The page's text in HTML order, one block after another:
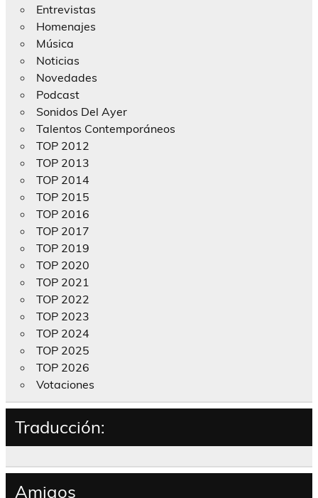
Entrevistas
Homenajes
Música
Noticias
Novedades
Podcast
Sonidos Del Ayer
Talentos Contemporáneos
TOP 2012
TOP 2013
TOP 2014
TOP 2015
TOP 2016
TOP 2017
TOP 2019
TOP 2020
TOP 2021
TOP 2022
TOP 2023
TOP 2024
TOP 2025
TOP 2026
Votaciones
Traducción:
Amigos